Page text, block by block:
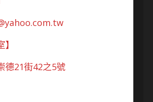
德21街42之5號